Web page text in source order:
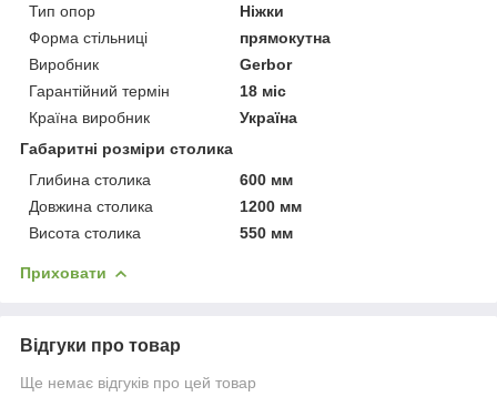
Тип опор
Ніжки
Форма стільниці
прямокутна
Виробник
Gerbor
Гарантійний термін
18 міс
Країна виробник
Україна
Габаритні розміри столика
Глибина столика
600 мм
Довжина столика
1200 мм
Висота столика
550 мм
Приховати
Відгуки про товар
Ще немає відгуків про цей товар